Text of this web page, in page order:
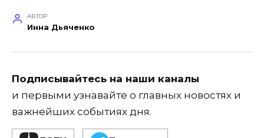
АВТОР
Инна Дьяченко
Подписывайтесь на наши каналы
и первыми узнавайте о главных новостях и
важнейших событиях дня.